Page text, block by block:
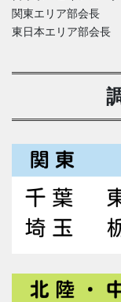
関東エリア部会長
東日本エリア部会長